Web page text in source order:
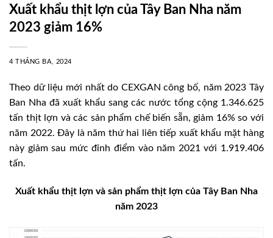
Xuất khẩu thịt lợn của Tây Ban Nha năm
2023 giảm 16%
4 THÁNG BA, 2024
Theo dữ liệu mới nhất do CEXGAN công bố, năm 2023 Tây
Ban Nha đã xuất khẩu sang các nước tổng cộng 1.346.625
tấn thịt lợn và các sản phẩm chế biến sẵn, giảm 16% so với
năm 2022. Đây là năm thứ hai liên tiếp xuất khẩu mặt hàng
này giảm sau mức đỉnh điểm vào năm 2021 với 1.919.406
tấn.
Xuất khẩu thịt lợn và sản phẩm thịt lợn của Tây Ban Nha
năm 2023